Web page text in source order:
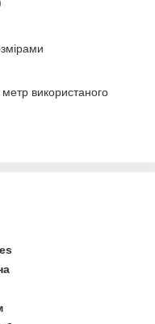
використаного